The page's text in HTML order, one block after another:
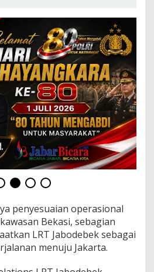
penyesuaian operasional
Bekasi, sebagian
LRT Jabodebek sebagai
menuju Jakarta.